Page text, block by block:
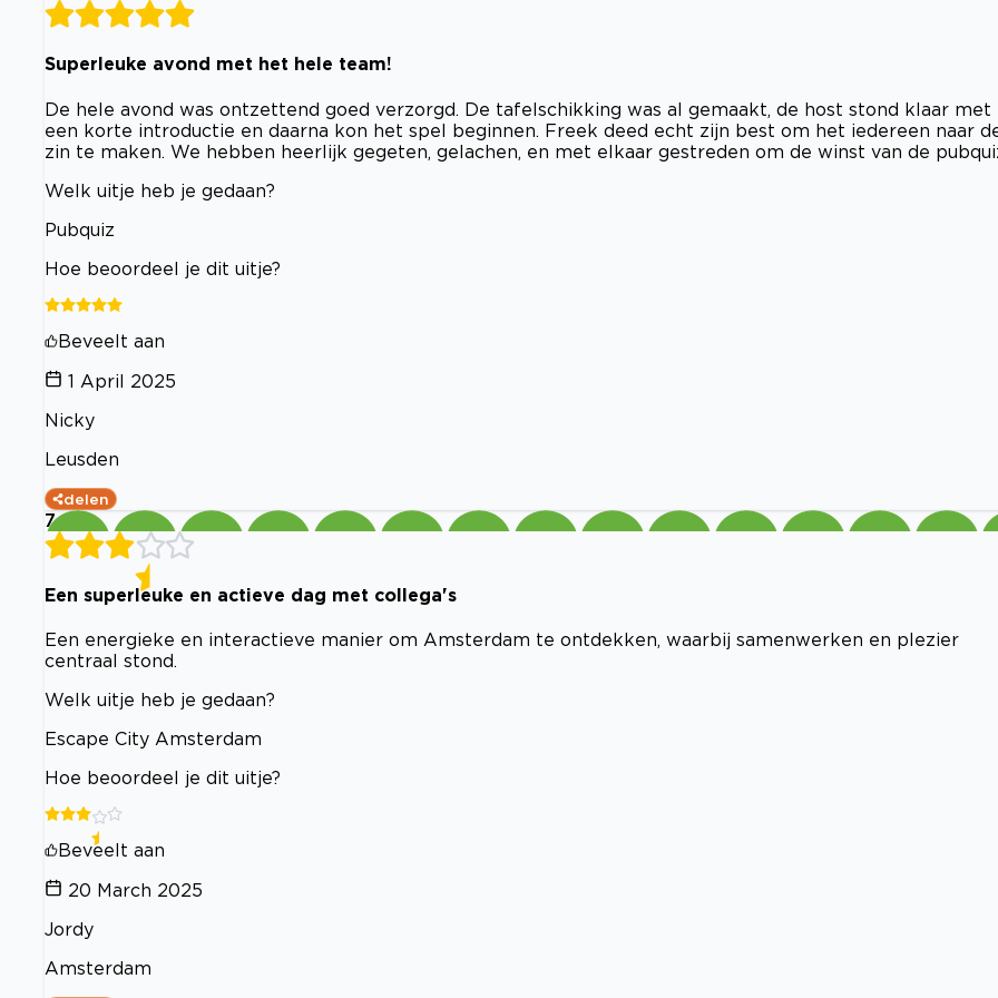
Superleuke avond met het hele team!
De hele avond was ontzettend goed verzorgd. De tafelschikking was al gemaakt, de host stond klaar met
een korte introductie en daarna kon het spel beginnen. Freek deed echt zijn best om het iedereen naar
zin te maken. We hebben heerlijk gegeten, gelachen, en met elkaar gestreden om de winst van de
Welk uitje heb je gedaan?
Pubquiz
Hoe beoordeel je dit uitje?
Beveelt aan
1 April 2025
Nicky
Leusden
delen
7
Een superleuke en actieve dag met collega's
Een energieke en interactieve manier om Amsterdam te ontdekken, waarbij samenwerken en plezier
centraal stond.
Welk uitje heb je gedaan?
Escape City Amsterdam
Hoe beoordeel je dit uitje?
Beveelt aan
20 March 2025
Jordy
Amsterdam